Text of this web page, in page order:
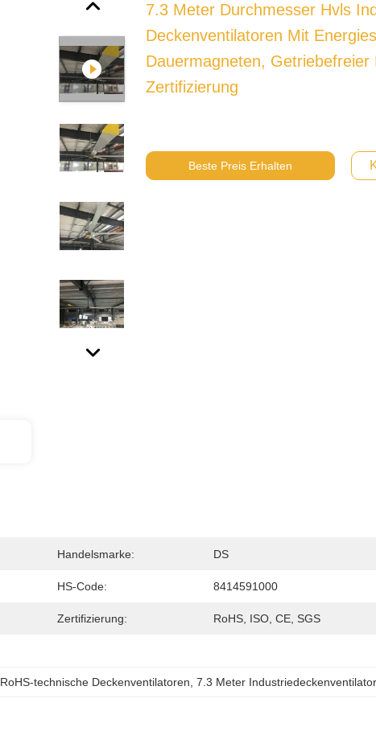
7.3 Meter Durchmesser Hvls
Deckenventilatoren Mit
Dauermagneten, Getriebefreier
Zertifizierung
Beste Preis Erhalten
Handelsmarke: DS
HS-Code: 8414591000
Zertifizierung: RoHS, ISO, CE, SGS
RoHS-technische Deckenventilatoren , 7.3 Meter